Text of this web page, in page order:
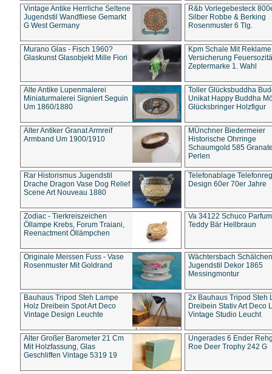
Vintage Antike Herrliche Seltene
Jugendstil Wandfliese Gemarkt
G West Germany
R&b Vorlegebesteck
Silber Robbe & Berking
Rosenmuster 6 Tlg.
Murano Glas - Fisch 1960?
Glaskunst Glasobjekt Mille Fiori
Kpm Schale Mit Reklame
Versicherung
Zeptermarke 1. Wahl
Alte Antike Lupenmalerei
Miniaturmalerei Signiert Seguin
Um 1860/1880
Toller Glücksbuddha
Unikat Happy Buddha
Glücksbringer Holzfigur
Alter Antiker Granat Armreif
Armband Um 1900/1910
MÜnchner Biedermeier
Historische Ohrringe
Schaumgold 585
Perlen
Rar Historismus Jugendstil
Drache Dragon Vase Dog Relief
Scene Art Nouveau 1880
Telefonablage
Design 60er 70er Jahre
Zodiac - Tierkreiszeichen
Öllampe Krebs, Forum Traiani,
Reenactment Öllämpchen
Va 34122 Schuco
Teddy Bär Hellbraun
Originale Meissen Fuss - Vase
Rosenmuster Mit Goldrand
Wächtersbach Schälchen
Jugendstil Dekor 1865
Messingmontur
Bauhaus Tripod Steh Lampe
Holz Dreibein Spot Art Deco
Vintage Design Leuchte
2x Bauhaus Tripod Steh
Dreibein Stativ Art Deco
Vintage Studio Leucht
Alter Großer Barometer 21 Cm
Mit Holzfassung, Glas
Geschliffen Vintage 5319 19
Ungerades 6 Ender
Roe Deer Trophy 242 G